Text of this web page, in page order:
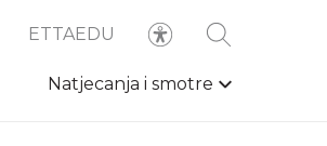
ETTAEDU
Natjecanja i smotre